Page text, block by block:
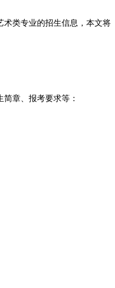
术类专业的招生信息，本文将
章、报考要求等：